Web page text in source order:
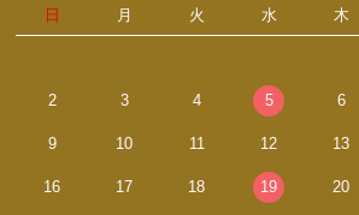
日 月 火 水 木
2 3 4 5 6
9 10 11 12 13
16 17 18 19 20